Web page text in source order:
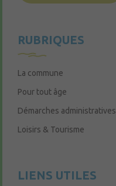
RUBRIQUES
La commune
Pour tout âge
Démarches administratives
Loisirs & Tourisme
LIENS UTILES